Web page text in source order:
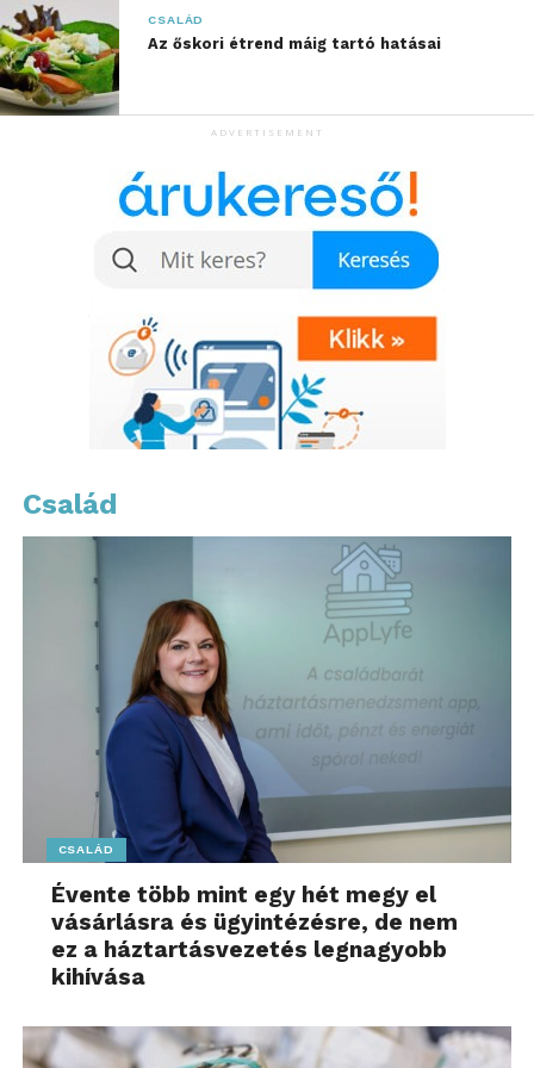
További friss híreket talál awww.sziamaci.hu
főoldalán! Kövesse a technológiai híreket és
csatlakozzon hozzánk aFacebookonis!
CSALÁD
Az őskori étrend máig tartó hatásai
ADVERTISEMENT
Család
CSALÁD
Évente több mint egy hét megy el
vásárlásra és ügyintézésre, de nem
ez a háztartásvezetés legnagyobb
kihívása